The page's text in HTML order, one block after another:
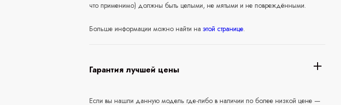
что применимо) должны быть целыми, не мятыми и не повреждёнными.
Больше информации можно найти наэтой странице.
Гарантия лучшей цены
Если вы нашли данную модель где-либо в наличии по более низкой цене —